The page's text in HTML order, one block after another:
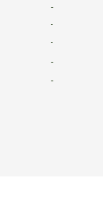
-
-
-
-
-